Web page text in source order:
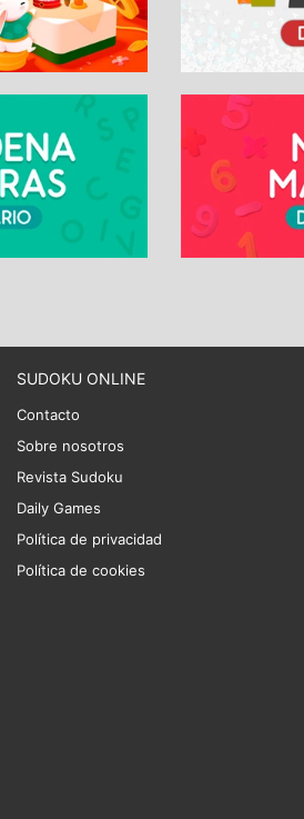
SUDOKU ONLINE
Contacto
Sobre nosotros
Revista Sudoku
Daily Games
Política de privacidad
Política de cookies